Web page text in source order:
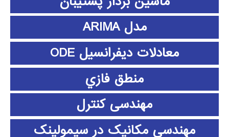
مدل ARIMA
معادلات دیفرانسیل ODE
منطق فازي
مهندسی کنترل
مهندسی مکانیک در سیمولینک